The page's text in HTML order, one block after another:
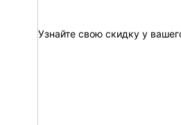
Узнайте свою скидку у